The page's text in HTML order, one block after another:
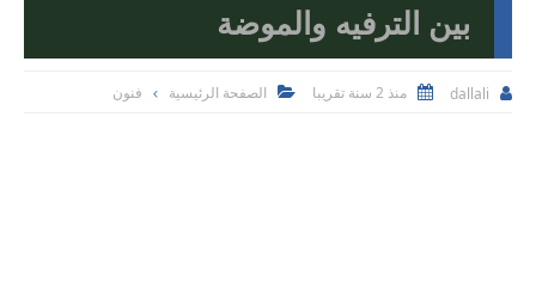
بين الترفيه والموضة

dallali
 منذ 2 سنة تقريبا  الصفحة الرئيسية فنون